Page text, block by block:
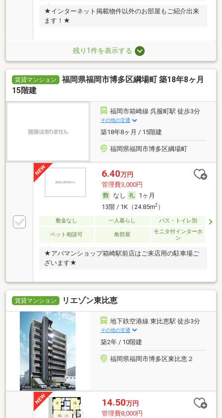
★インターネット掲載物件以外のお部屋もご紹介出来
ます！★
残り1件を表示する
賃貸マンション
福岡県福岡市博多区綱場町 築18年8ヶ月
15階建
福岡市箱崎線 呉服町駅 徒歩3分
その他の交通
築18年8ヶ月 / 15階建
福岡県福岡市博多区綱場町
6.40万円
管理費3,000円
なし
1ヶ月
13階 / 1K（24.85m2）
敷金なし 一人暮らし バス・トイレ別
ペット相談可 角部屋
モニタ付インターホ
ン
★アパマンショップ箱崎駅前店はご来店用の駐車場ご
ざいます★
賃貸マンション リエゾン東比恵
地下鉄空港線 東比恵駅 徒歩3分
その他の交通
築2年 / 10階建
福岡県福岡市博多区東比恵２
14.50万円
管理費8,000円